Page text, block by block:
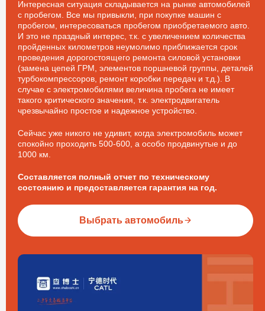
Интересная ситуация складывается на рынке автомобилей
с пробегом. Все мы привыкли, при покупке машин с
пробегом, интересоваться пробегом приобретаемого авто.
И это не праздный интерес, т.к. с увеличением количества
пройденных километров неумолимо приближается срок
проведения дорогостоящего ремонта силовой установки
(замена цепей ГРМ, элементов поршневой группы, деталей
турбокомпрессоров, ремонт коробки передач и т.д.). В
случае с электромобилями величина пробега не имеет
такого критического значения, т.к. электродвигатель
чрезвычайно простое и надежное устройство.
Сейчас уже никого не удивит, когда электромобиль может
спокойно проходить 500-600, а особо продвинутые и до
1000 км.
Составляется полный отчет по техническому
состоянию и предоставляется гарантия на год.
Выбрать автомобиль